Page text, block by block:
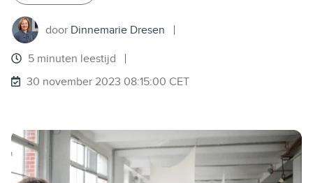
door Dinnemarie Dresen
5 minuten leestijd
30 november 2023 08:15:00 CET